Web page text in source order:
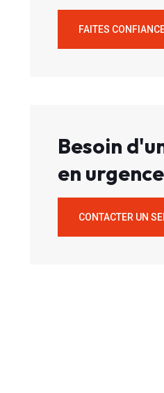
FAITES
Besoin
en
CONTACTER UN